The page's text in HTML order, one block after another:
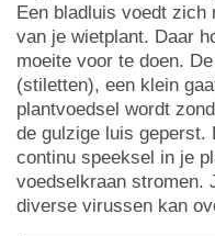
Een bladluis voedt zich
van je wietplant. Daar
moeite voor te doen.
(stiletten), een klein
plantvoedsel wordt
de gulzige luis geperst.
continu speeksel in je
voedselkraan stromen.
diverse virussen kan